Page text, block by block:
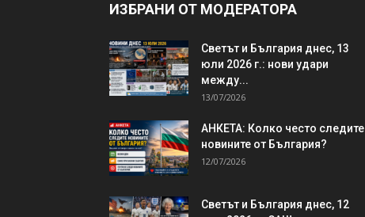
ИЗБРАНИ ОТ МОДЕРАТОРА
Светът и България днес, 13
юли 2026 г.: нови удари
между...
13/07/2026
АНКЕТА: Колко често следите
новините от България?
12/07/2026
Светът и България днес, 12